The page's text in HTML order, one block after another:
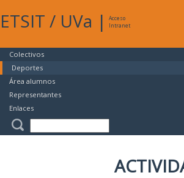
ETSIT / UVa |
Acceso
Intranet
Colectivos
Deportes
Área alumnos
Representantes
Enlaces